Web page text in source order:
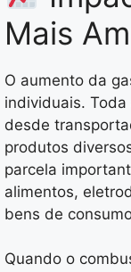
Mais
O aumento da
individuais.
desde
produtos
parcela
alimentos,
bens de
Quando o